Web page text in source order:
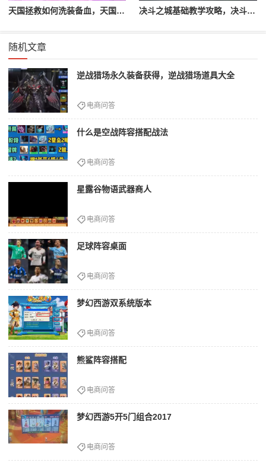
天国拯救如何洗装备血，天国拯救怎么洗衣服 决斗之城基础教学攻略，决斗之城教学攻略2111
随机文章
逆战猎场永久装备获得，逆战猎场道具大全
电商问答
什么是空战阵容搭配战法
电商问答
星露谷物语武器商人
电商问答
足球阵容桌面
电商问答
梦幻西游双系统版本
电商问答
熊鲨阵容搭配
电商问答
梦幻西游5开5门组合2017
电商问答